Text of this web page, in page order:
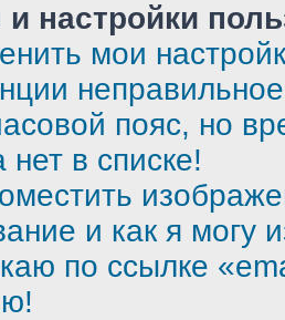
настройки
мои
пояс, но
в списке!
и как я могу
по ссылке